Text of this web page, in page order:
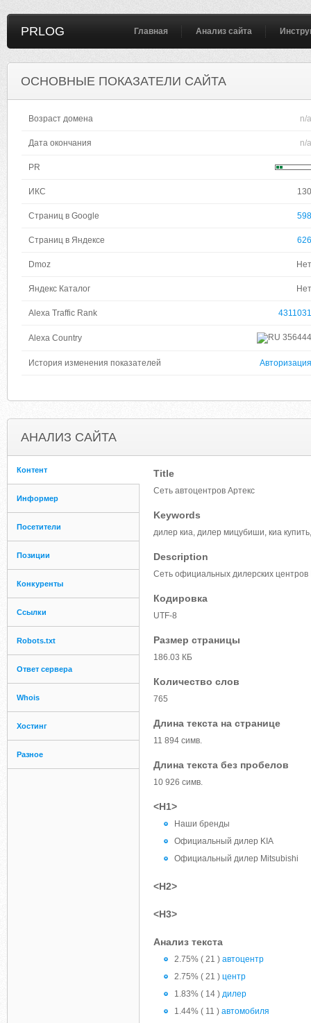
PRLOG Главная Анализ сайта
ОСНОВНЫЕ ПОКАЗАТЕЛИ САЙТА
Возраст домена n/a
Дата окончания n/a
PR
ИКС 130
Страниц в Google 598
Страниц в Яндексе 626
Dmoz Нет
Яндекс Каталог Нет
Alexa Traffic Rank 4311031
Alexa Country 356444
История изменения показателей Авторизация
АНАЛИЗ САЙТА
Контент
Информер
Посетители
Позиции
Конкуренты
Ссылки
Robots.txt
Ответ сервера
Whois
Хостинг
Разное
Title
Сеть автоцентров Артекс
Keywords
дилер киа, дилер мицубиши, киа
Description
Сеть официальных дилерских
Кодировка
UTF-8
Размер страницы
186.03 КБ
Количество слов
765
Длина текста на странице
11 894 симв.
Длина текста без пробелов
10 926 симв.
<H1>
Наши бренды
Официальный дилер KIA
Официальный дилер Mitsubishi
<H2>
<H3>
Анализ текста
2.75% ( 21 ) автоцентр
2.75% ( 21 ) центр
1.83% ( 14 ) дилер
1.44% ( 11 ) автомобиля